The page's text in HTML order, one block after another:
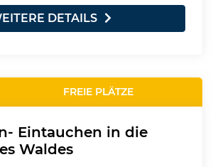
DETAILS
FREIE PLÄTZE
Eintauchen in die
Waldes